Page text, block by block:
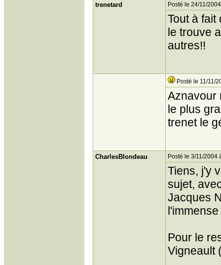
trenetard Posté le 24/11/
Tout à
le trouve
autres!!
Posté le 11/11/
Aznavour
le plus
trenet le
CharlesBlondeau Posté le 3/11/2004
Tiens, j'y
sujet,
Jacques
Pour le
Vigneault